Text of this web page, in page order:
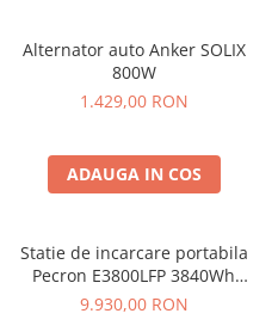
Componente sisteme de balcon
Iluminat solar
Acumulatori
Acumulatori Litiu
Acumulatori Moto
Electronice
Invertoare Tensiune
Alternator auto Anker SOLIX
800W
1.429,00 RON
ADAUGA IN COS
Statie de incarcare portabila
Pecron E3800LFP 3840Wh
4200W + Carucior CADOU
9.930,00 RON